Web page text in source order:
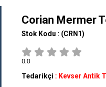
Corian Mermer
Stok Kodu : (CRN1)
0.0
Tedarikçi : Kevser Antik